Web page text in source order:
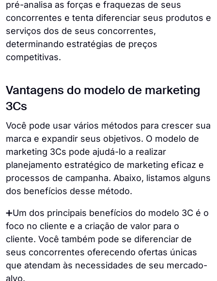
pré-analisa as forças e fraquezas de seus
concorrentes e tenta diferenciar seus produtos e
serviços dos de seus concorrentes,
determinando estratégias de preços
competitivas.
Vantagens do modelo de marketing
3Cs
Você pode usar vários métodos para crescer sua
marca e expandir seus objetivos. O modelo de
marketing 3Cs pode ajudá-lo a realizar
planejamento estratégico de marketing eficaz e
processos de campanha. Abaixo, listamos alguns
dos benefícios desse método.
➕Um dos principais benefícios do modelo 3C é o
foco no cliente e a criação de valor para o
cliente. Você também pode se diferenciar de
seus concorrentes oferecendo ofertas únicas
que atendam às necessidades de seu mercado-
alvo.